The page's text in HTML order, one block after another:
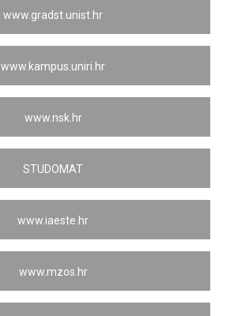
www.gradst.unist.hr
www.kampus.uniri.hr
www.nsk.hr
STUDOMAT
www.iaeste.hr
www.mzos.hr